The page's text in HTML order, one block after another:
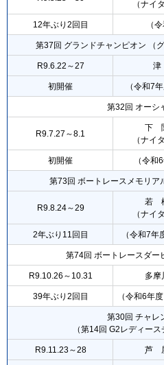
（ナイ
12年ぶり2回目 （
第37回 グランドチャンピオン （
R9.6.22～27 津
初開催 （令和7
第32回 オーシ
R9.7.27～8.1
下
（ナイ
初開催 （令
第73回 ボートレースメモリア
R9.8.24～29
若
（ナイ
2年ぶり11回目 （令和7
第74回 ボートレースダー
R9.10.26～10.31 多摩
39年ぶり2回目 （令和6年
第30回 チャレ
（第14回 G2レディース
R9.11.23～28 芦